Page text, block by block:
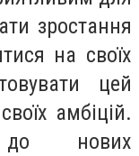
зростання
на своїх
цей
амбіцій.
до нових